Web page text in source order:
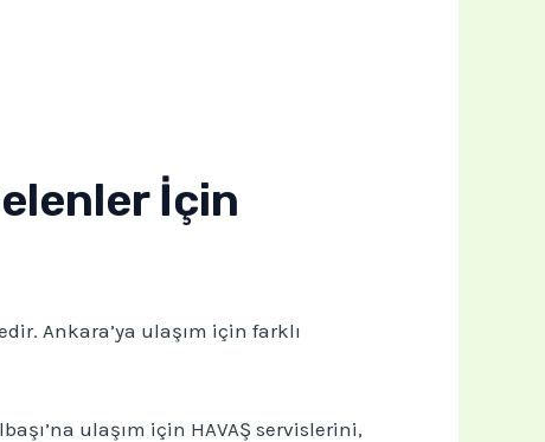
İçin
Ankara’ya ulaşım için farklı
ulaşım için HAVAŞ servislerini,